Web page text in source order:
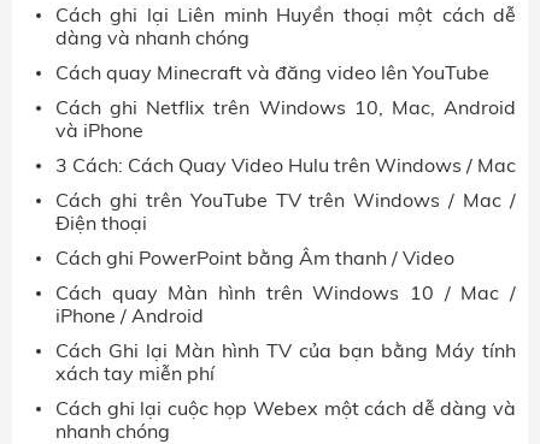
Cách ghi lại Liên minh Huyền thoại một cách dễ
dàng và nhanh chóng
Cách quay Minecraft và đăng video lên YouTube
Cách ghi Netflix trên Windows 10, Mac, Android
và iPhone
3 Cách: Cách Quay Video Hulu trên Windows / Mac
Cách ghi trên YouTube TV trên Windows / Mac /
Điện thoại
Cách ghi PowerPoint bằng Âm thanh / Video
Cách quay Màn hình trên Windows 10 / Mac /
iPhone / Android
Cách Ghi lại Màn hình TV của bạn bằng Máy tính
xách tay miễn phí
Cách ghi lại cuộc họp Webex một cách dễ dàng và
nhanh chóng